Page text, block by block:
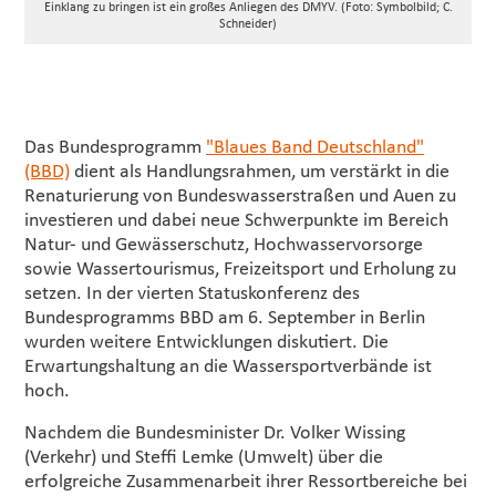
Einklang zu bringen ist ein großes Anliegen des DMYV. (Foto: Symbolbild; C.
Schneider)
Das Bundesprogramm "Blaues Band Deutschland"
(BBD) dient als Handlungsrahmen, um verstärkt in die
Renaturierung von Bundeswasserstraßen und Auen zu
investieren und dabei neue Schwerpunkte im Bereich
Natur- und Gewässerschutz, Hochwasservorsorge
sowie Wassertourismus, Freizeitsport und Erholung zu
setzen. In der vierten Statuskonferenz des
Bundesprogramms BBD am 6. September in Berlin
wurden weitere Entwicklungen diskutiert. Die
Erwartungshaltung an die Wassersportverbände ist
hoch.
Nachdem die Bundesminister Dr. Volker Wissing
(Verkehr) und Steffi Lemke (Umwelt) über die
erfolgreiche Zusammenarbeit ihrer Ressortbereiche bei